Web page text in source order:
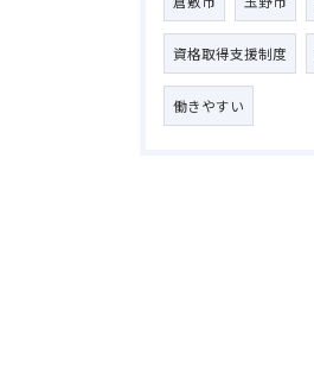
資格取得支援制度
働きやすい